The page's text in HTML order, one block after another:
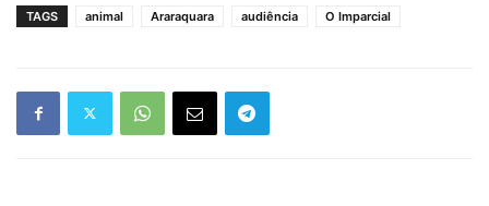
TAGS animal Araraquara audiência O Imparcial